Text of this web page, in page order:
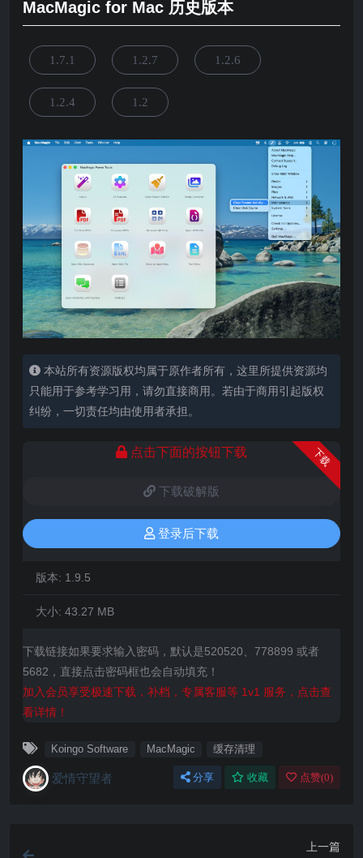
MacMagic for Mac 历史版本
1.7.1 1.2.7 1.2.6
1.2.4 1.2
本站所有资源版权均属于原作者所有，这里所提供资源均
只能用于参考学习用，请勿直接商用。若由于商用引起版权
纠纷，一切责任均由使用者承担。
下载
点击下面的按钮下载
下载破解版
登录后下载
版本: 1.9.5
大小: 43.27 MB
下载链接如果要求输入密码，默认是520520、778899 或者
5682，直接点击密码框也会自动填充！
加入会员享受极速下载，补档，专属客服等 1v1 服务，点击查
看详情！
Koingo Software MacMagic 缓存清理
爱情守望者 分享 收藏 点赞(0)
上一篇